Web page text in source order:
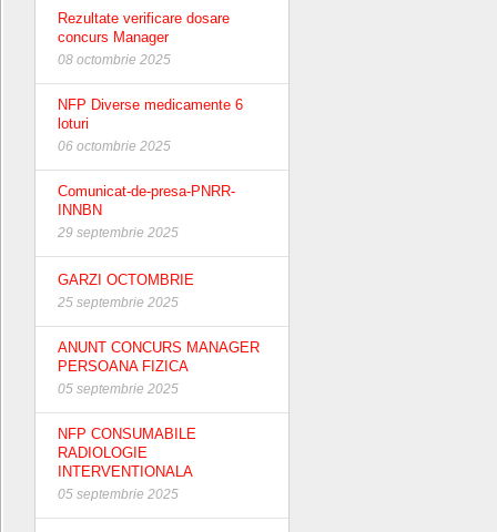
Rezultate verificare dosare
concurs Manager
08 octombrie 2025
NFP Diverse medicamente 6
loturi
06 octombrie 2025
Comunicat-de-presa-PNRR-
INNBN
29 septembrie 2025
GARZI OCTOMBRIE
25 septembrie 2025
ANUNT CONCURS MANAGER
PERSOANA FIZICA
05 septembrie 2025
NFP CONSUMABILE
RADIOLOGIE
INTERVENTIONALA
05 septembrie 2025